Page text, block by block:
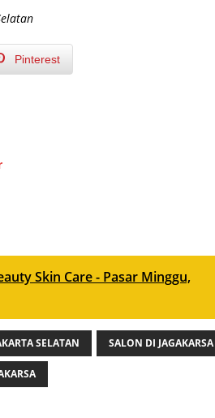
Pinterest
Skin Care - Pasar Minggu,
SELATAN SALON DI JAGAKARSA